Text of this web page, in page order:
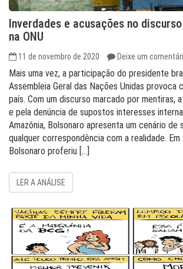
Inverdades e acusações no
na ONU
11 de novembro de 2020 Deixe um
Mais uma vez, a participação do presidente
Assembleia Geral das Nações Unidas provoca
país. Com um discurso marcado por mentiras,
e pela denúncia de supostos interesses
Amazônia, Bolsonaro apresenta um cenário de
qualquer correspondência com a realidade.
Bolsonaro proferiu […]
LER A ANÁLISE